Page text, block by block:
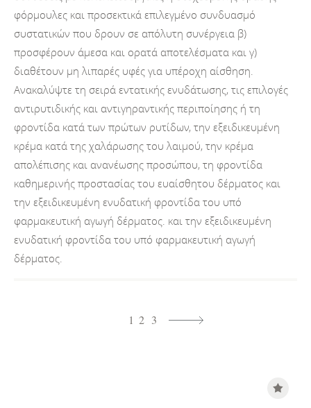
φόρμουλες και προσεκτικά επιλεγμένο συνδυασμό
συστατικών που δρουν σε απόλυτη συνέργεια β)
προσφέρουν άμεσα και ορατά αποτελέσματα και γ)
διαθέτουν μη λιπαρές υφές για υπέροχη αίσθηση.
Ανακαλύψτε τη σειρά εντατικής ενυδάτωσης, τις επιλογές
αντιρυτιδικής και αντιγηραντικής περιποίησης ή τη
φροντίδα κατά των πρώτων ρυτίδων, την εξειδικευμένη
κρέμα κατά της χαλάρωσης του λαιμού, την κρέμα
απολέπισης και ανανέωσης προσώπου, τη φροντίδα
καθημερινής προστασίας του ευαίσθητου δέρματος και
την εξειδικευμένη ενυδατική φροντίδα του υπό
φαρμακευτική αγωγή δέρματος. και την εξειδικευμένη
ενυδατική φροντίδα του υπό φαρμακευτική αγωγή
δέρματος.
1 2 3